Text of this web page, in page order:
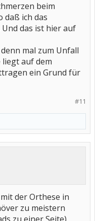
beim
daß ich das
das ist hier auf
mal zum Unfall
auf dem
ein Grund für
#11
der Orthese in
zu meistern